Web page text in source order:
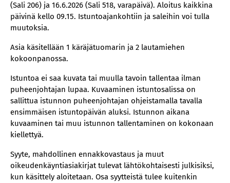
(Sali 206) ja 16.6.2026 (Sali 518, varapäivä). Aloitus kaikkina
päivinä kello 09.15. Istuntoajankohtiin ja saleihin voi tulla
muutoksia.
Asia käsitellään 1 käräjätuomarin ja 2 lautamiehen
kokoonpanossa.
Istuntoa ei saa kuvata tai muulla tavoin tallentaa ilman
puheenjohtajan lupaa. Kuvaaminen istuntosalissa on
sallittua istunnon puheenjohtajan ohjeistamalla tavalla
ensimmäisen istuntopäivän aluksi. Istunnon aikana
kuvaaminen tai muu istunnon tallentaminen on kokonaan
kiellettyä.
Syyte, mahdollinen ennakkovastaus ja muut
oikeudenkäyntiasiakirjat tulevat lähtökohtaisesti julkisiksi,
kun käsittely aloitetaan. Osa syytteistä tulee kuitenkin